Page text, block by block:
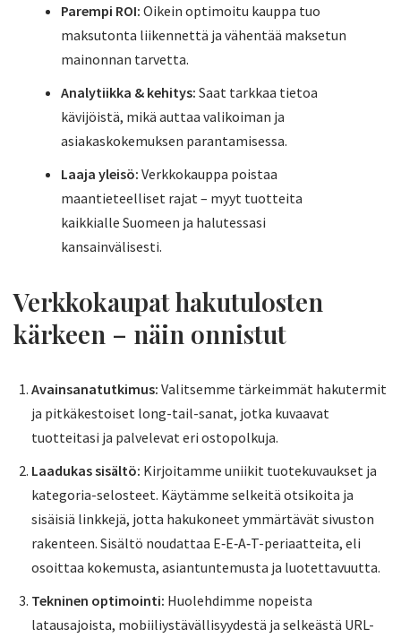
Parempi ROI: Oikein optimoitu kauppa tuo
maksutonta liikennettä ja vähentää maksetun
mainonnan tarvetta.
Analytiikka & kehitys: Saat tarkkaa tietoa
kävijöistä, mikä auttaa valikoiman ja
asiakaskokemuksen parantamisessa.
Laaja yleisö: Verkkokauppa poistaa
maantieteelliset rajat – myyt tuotteita
kaikkialle Suomeen ja halutessasi
kansainvälisesti.
Verkkokaupat hakutulosten
kärkeen – näin onnistut
Avainsanatutkimus: Valitsemme tärkeimmät hakutermit
ja pitkäkestoiset long-tail-sanat, jotka kuvaavat
tuotteitasi ja palvelevat eri ostopolkuja.
Laadukas sisältö: Kirjoitamme uniikit tuotekuvaukset ja
kategoria-selosteet. Käytämme selkeitä otsikoita ja
sisäisiä linkkejä, jotta hakukoneet ymmärtävät sivuston
rakenteen. Sisältö noudattaa E‑E‑A‑T-periaatteita, eli
osoittaa kokemusta, asiantuntemusta ja luotettavuutta.
Tekninen optimointi: Huolehdimme nopeista
latausajoista, mobiiliystävällisyydestä ja selkeästä URL-